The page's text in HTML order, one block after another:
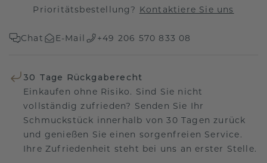
Prioritätsbestellung? Kontaktiere Sie uns
Chat E-Mail +49 206 570 833 08
30 Tage Rückgaberecht
Einkaufen ohne Risiko. Sind Sie nicht
vollständig zufrieden? Senden Sie Ihr
Schmuckstück innerhalb von 30 Tagen zurück
und genießen Sie einen sorgenfreien Service.
Ihre Zufriedenheit steht bei uns an erster Stelle.